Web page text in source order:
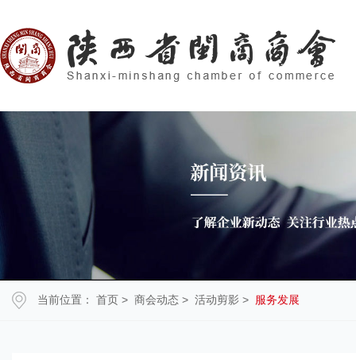
当前位置： 首页 > 商会动态 > 活动剪影 > 服务发展